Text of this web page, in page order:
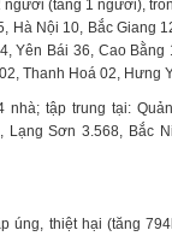
(tăng 1 người),
Hà Nội 10, Bắc Giang
Yên Bái 36, Cao Bằng
02, Thanh Hoá
nhà; tập trung tại:
Lạng Sơn 3.568, Bắc
úng, thiệt hại (tăng